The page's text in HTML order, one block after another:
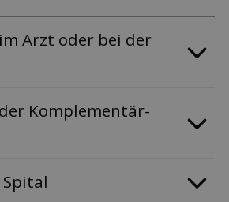
Arzt oder bei der
Komplementär­